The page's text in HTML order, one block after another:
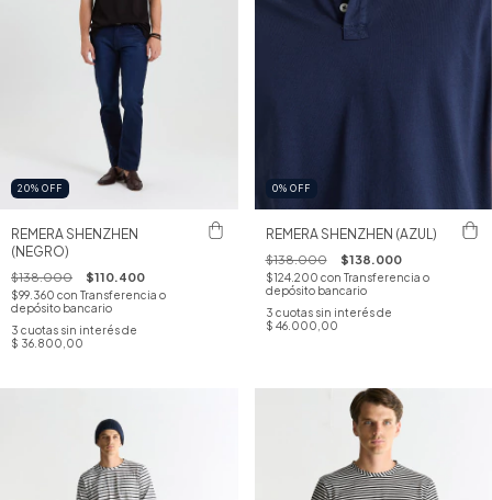
20% OFF
REMERA SHENZHEN
(NEGRO)
$138.000 $110.400
$99.360 con Transferencia o
depósito bancario
3 cuotas sin interés de
$ 36.800,00
0% OFF
REMERA SHENZHEN (AZUL)
$138.000 $138.000
$124.200 con Transferencia o
depósito bancario
3 cuotas sin interés de
$ 46.000,00